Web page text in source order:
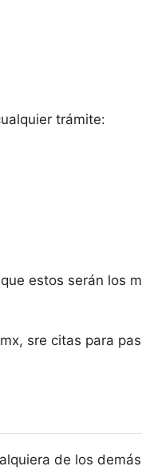
trámite:
estos serán los
sre citas para
de los